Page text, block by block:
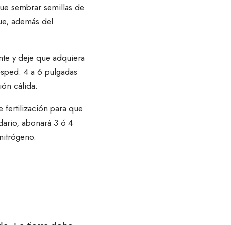
sembrar semillas de
además del
y deje que adquiera
: 4 a 6 pulgadas
cálida.
fertilización para que
abonará 3 ó 4